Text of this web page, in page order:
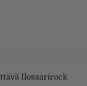
Ilosaarirock